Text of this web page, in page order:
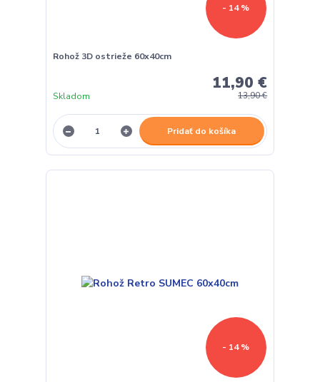
- 14 %
Rohož 3D ostrieže 60x40cm
13,90 €
11,90 €
Skladom
Pridať do košíka
- 14 %